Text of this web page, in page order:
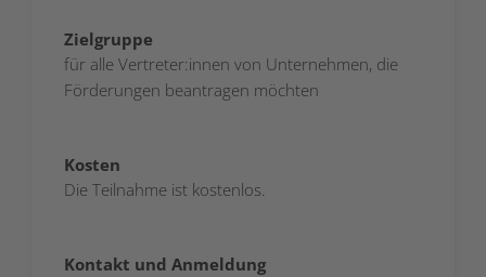
Zielgruppe
für alle Vertreter:innen von Unternehmen, die
Förderungen beantragen möchten
Kosten
Die Teilnahme ist kostenlos.
Kontakt und Anmeldung